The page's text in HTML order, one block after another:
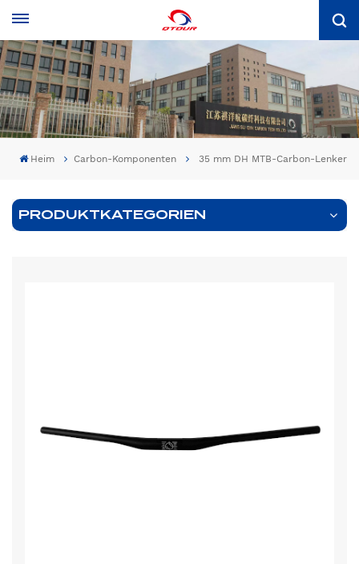
Heim Carbon-Komponenten 35 mm DH MTB-Carbon-Lenker
PRODUKTKATEGORIEN